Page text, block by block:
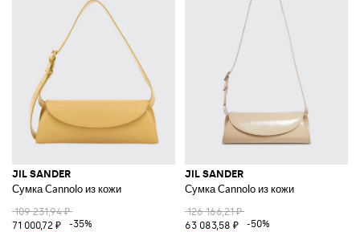
JIL SANDER
Сумка Cannolo из кожи
109 231,94 ₽
71 000,72 ₽
-35%
JIL SANDER
Сумка Cannolo из кожи
126 166,21 ₽
63 083,58 ₽
-50%